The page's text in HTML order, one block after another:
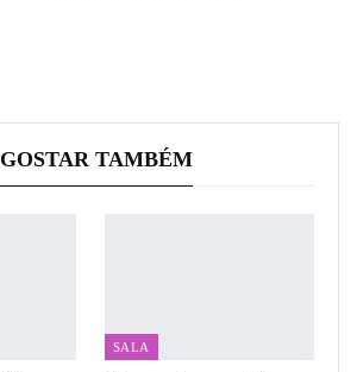
TAMBÉM
SALA